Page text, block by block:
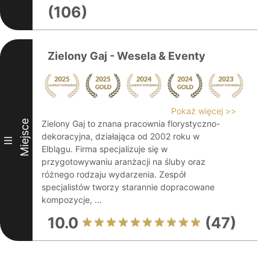
(106)
III Miejsce
Zielony Gaj - Wesela & Eventy
Pokaż więcej >>
Zielony Gaj to znana pracownia florystyczno-
dekoracyjna, działająca od 2002 roku w
Elblągu. Firma specjalizuje się w
przygotowywaniu aranżacji na śluby oraz
różnego rodzaju wydarzenia. Zespół
specjalistów tworzy starannie dopracowane
kompozycje, ...
10.0 (47)